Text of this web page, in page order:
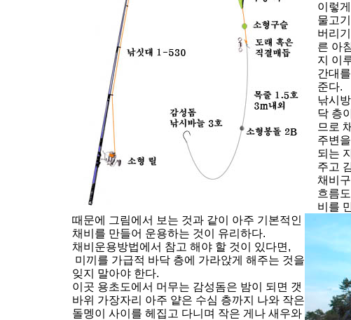
이렇
물고
버리
른 아
지 이
간대
준다.
낚시
닥 층
므로
주변
되는
주고
채비
흐름
비를
때문에 그림에서 보는 것과 같이 아주 기본적인
채비를 만들어 운용하는 것이 유리하다.
채비운용방법에서 참고 해야 할 것이 있다면,
미끼를 가급적 바닥 층에 가라앉게 해주는 것을
잊지 말아야 한다.
이곳 용초도에서 머무는 감성돔은 밤이 되면 갯
바위 가장자리 아주 얕은 수심 층까지 나와 작은
돌멩이 사이를 헤집고 다니며 작은 게나 새우와